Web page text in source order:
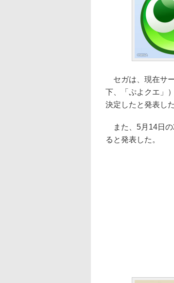
セガは、現在サ
下、「ぷよクエ」
決定したと発表した
また、5月14日の
ると発表した。